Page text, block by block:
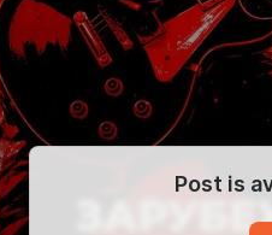
Post is